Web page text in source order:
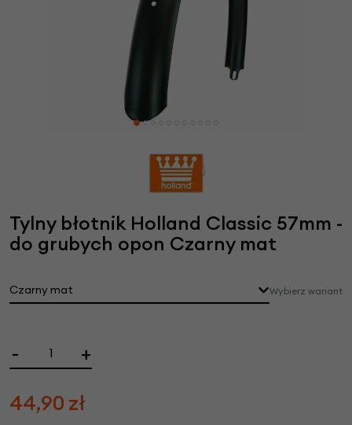
Tylny błotnik Holland Classic 57mm -
do grubych opon Czarny mat
Czarny mat Wybierz wariant
- +
44,90 zł